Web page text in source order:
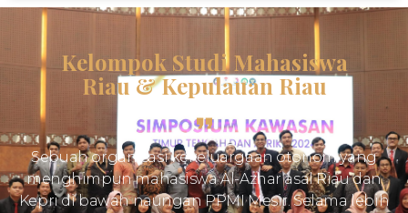
Kelompok Studi Mahasiswa
Riau & Kepulauan Riau
Sebuah organisasi kekeluargaan otonom yang
menghimpun mahasiswa Al-Azhar asal Riau dan
Kepri di bawah naungan PPMI Mesir. Selama lebih